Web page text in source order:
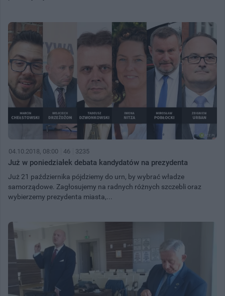
04.10.2018, 08:00 46 3235
Już w poniedziałek debata kandydatów na prezydenta
Już 21 października pójdziemy do urn, by wybrać władze
samorządowe. Zagłosujemy na radnych różnych szczebli oraz
wybierzemy prezydenta miasta,...